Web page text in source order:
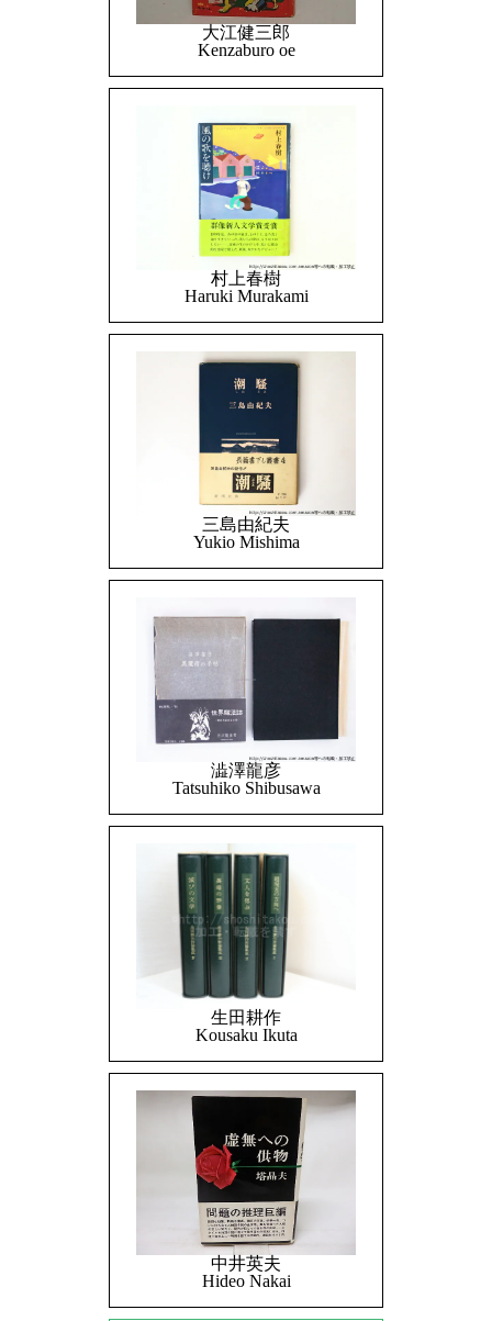
大江健三郎
Kenzaburo oe
村上春樹
Haruki Murakami
三島由紀夫
Yukio Mishima
澁澤龍彦
Tatsuhiko Shibusawa
生田耕作
Kousaku Ikuta
中井英夫
Hideo Nakai